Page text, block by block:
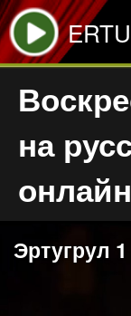
на
онлайн
Эртугрул